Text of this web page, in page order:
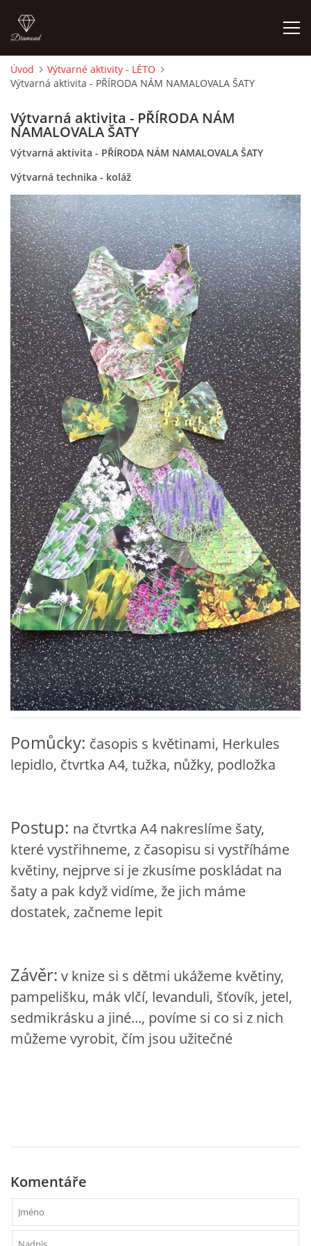
ÚVOD
O MĚ
DĚJINY VÝTVARNÉHO UMĚNÍ
NOVINKY ZE ŠKOLSTVÍ 2025
ROČNÍ PLÁN - INSPIRACE /DLE NOVÉHO RVP PV 2025
VZDĚLÁVACÍ BLOK ZÁŘÍ
VZDĚLÁVACÍ BLOK ŘÍJEN
VZDĚLÁVACÍ BLOK LISTOPAD
VZDĚLÁVACÍ BLOK PROSINEC
VZDĚLÁVACÍ BLOK LEDEN
VZDĚLÁVACÍ BLOK ÚNOR
VZDĚLÁVACÍ BLOK BŘEZEN
VZDĚLÁVACÍ BLOK DUBEN
VÝTVARNÉ TECHNIKY
VÝTVARNÉ POMŮCKY
VÝTVARNÉ AKTIVITY - JARO
VÝTVARNÉ AKTIVITY - PODZIM
VÝTVARNÉ AKTIVITY - ZIMA
HÁDANKY K TÉMATU JARO, LÉTO, PODZIM,ZIMA
PÍSNĚ K TÉMATU JARO
PÍSNĚ K TÉMATU LÉTO
BÁSNĚ K TÉMATU LÉTO
POHYBOVÉ AKTIVITY NA TÉMA LÉTO
Úvod
Výtvarné aktivity - LÉTO
Výtvarná aktivita - PŘÍRODA NÁM NAMALOVALA ŠATY
Výtvarná aktivita - PŘÍRODA NÁM
NAMALOVALA ŠATY
Výtvarná aktivita - PŘÍRODA NÁM NAMALOVALA ŠATY
Výtvarná technika - koláž
Pomůcky: časopis s květinami, Herkules
lepidlo, čtvrtka A4, tužka, nůžky, podložka
Postup: na čtvrtka A4 nakreslíme šaty,
které vystřihneme, z časopisu si vystříháme
květiny, nejprve si je zkusíme poskládat na
šaty a pak když vidíme, že jich máme
dostatek, začneme lepit
Závěr: v knize si s dětmi ukážeme květiny,
pampelišku, mák vlčí, levanduli, šťovík, jetel,
sedmikrásku a jiné..., povíme si co si z nich
můžeme vyrobit, čím jsou užitečné
Komentáře